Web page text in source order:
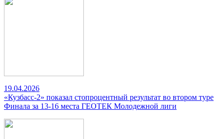
19.04.2026
«Кузбасс-2» показал стопроцентный результат во втором туре
Финала за 13-16 места ГЕОТЕК Молодежной лиги